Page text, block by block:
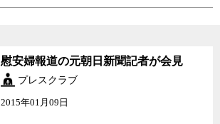
慰安婦報道の元朝日新聞記者が会見
プレスクラブ
2015年01月09日